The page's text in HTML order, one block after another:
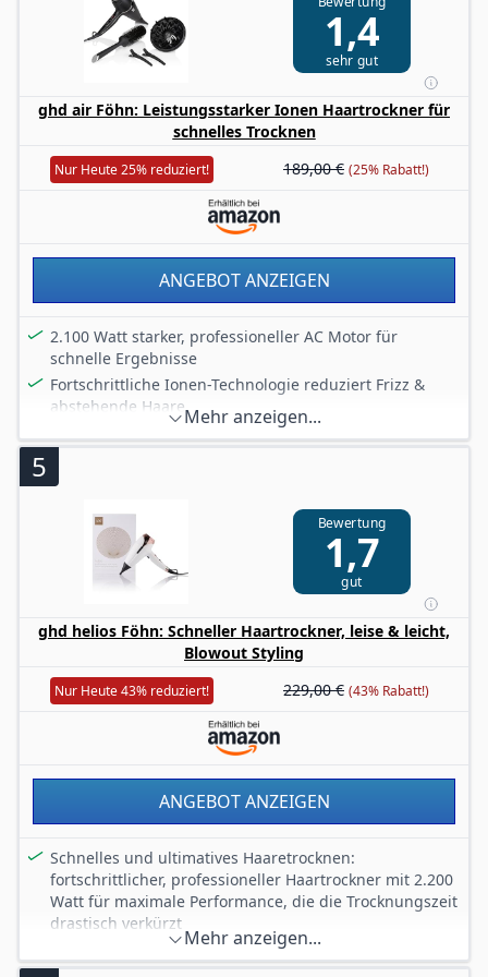
Weitere Features: EU Stecker; 3 variable
Temperaturstufen und 2 Geschwindigkeitsstufen;
Kaltlufttaste; 2,7 m langes Kabel; 2 Jahre
Herstellergarantie
1,4
sehr gut
ghd air Föhn: Leistungsstarker Ionen Haartrockner für
schnelles Trocknen
Nur Heute 25% reduziert! 189,00 € (25% Rabatt!)
ANGEBOT ANZEIGEN
2.100 Watt starker, professioneller AC Motor für
schnelle Ergebnisse
Fortschrittliche Ionen-Technologie reduziert Frizz &
abstehende Haare
3 Temperatur- und Leistungsstufen inkl. Kaltstufe
Set bestehend aus: 1x GHD Air Haartrockner; 1x
Zentrierdüse; 1x GHD Air Diffusor; 1x GHD Ceramic
Vented Radial BRUSH; 2x Clips zum Abteilen der Haare;
1x staubschutztasche
Mehr anzeigen...
5
Bewertung
1,7
gut
ghd helios Föhn: Schneller Haartrockner, leise & leicht,
Blowout Styling
Nur Heute 43% reduziert! 229,00 € (43% Rabatt!)
ANGEBOT ANZEIGEN
Schnelles und ultimatives Haaretrocknen:
fortschrittlicher, professioneller Haartrockner mit 2.200
Watt für maximale Performance, die die Trocknungszeit
drastisch verkürzt
Einzigartige Aeroprecis Technologie: die interne
Aerodynamik ermöglicht ein intuitives Styling mit mehr
Mehr anzeigen...